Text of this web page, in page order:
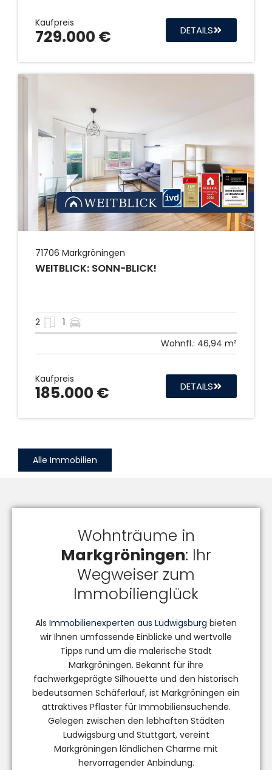
Kaufpreis
729.000 € DETAILS
71706 Markgröningen
WEITBLICK: SONN-BLICK!
2
1
Wohnfl.: 46,94 m²
Kaufpreis
185.000 € DETAILS
Alle Immobilien
Wohnträume in
Markgröningen: Ihr
Wegweiser zum
Immobilienglück
Als Immobilienexperten aus Ludwigsburg bieten
wir Ihnen umfassende Einblicke und wertvolle
Tipps rund um die malerische Stadt
Markgröningen. Bekannt für ihre
fachwerkgeprägte Silhouette und den historisch
bedeutsamen Schäferlauf, ist Markgröningen ein
attraktives Pflaster für Immobiliensuchende.
Gelegen zwischen den lebhaften Städten
Ludwigsburg und Stuttgart, vereint
Markgröningen ländlichen Charme mit
hervorragender Anbindung.